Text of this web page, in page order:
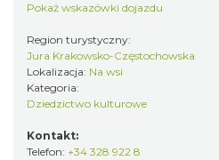
Pokaż wskazówki dojazdu
Region turystyczny:
Jura Krakowsko-Częstochowska
Lokalizacja: Na wsi
Kategoria:
Dziedzictwo kulturowe
Kontakt:
Telefon: +34 328 922 8